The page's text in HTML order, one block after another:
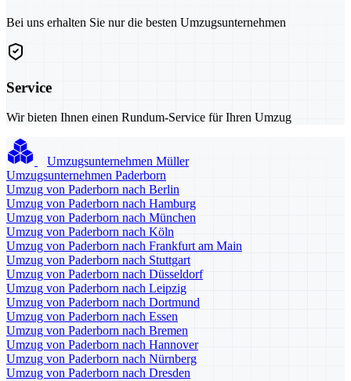
Bei uns erhalten Sie nur die besten Umzugsunternehmen
Service
Wir bieten Ihnen einen Rundum-Service für Ihren Umzug
Umzugsunternehmen Müller
Umzugsunternehmen Paderborn
Umzug von Paderborn nach Berlin
Umzug von Paderborn nach Hamburg
Umzug von Paderborn nach München
Umzug von Paderborn nach Köln
Umzug von Paderborn nach Frankfurt am Main
Umzug von Paderborn nach Stuttgart
Umzug von Paderborn nach Düsseldorf
Umzug von Paderborn nach Leipzig
Umzug von Paderborn nach Dortmund
Umzug von Paderborn nach Essen
Umzug von Paderborn nach Bremen
Umzug von Paderborn nach Hannover
Umzug von Paderborn nach Nürnberg
Umzug von Paderborn nach Dresden